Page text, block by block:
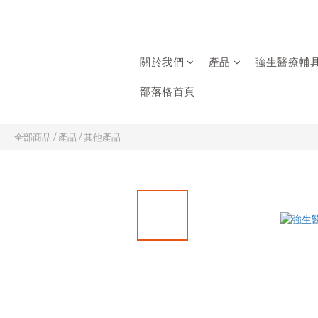
關於我們 產品 強生醫療輔
部落格首頁
全部商品 /產品 /其他產品